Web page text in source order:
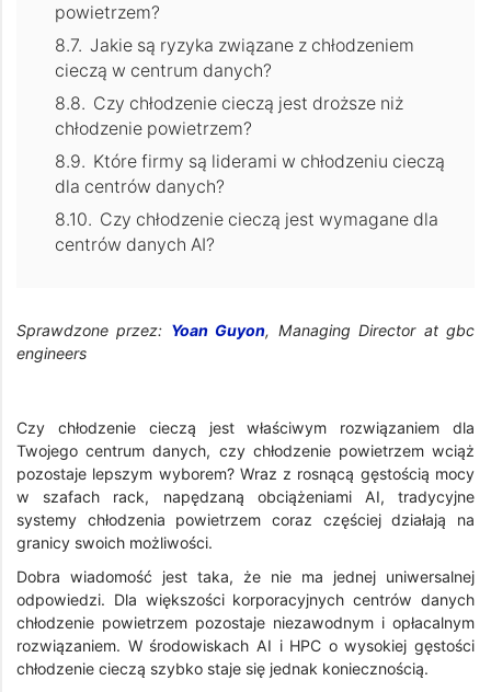
powietrzem?
Jakie są ryzyka związane z chłodzeniem
cieczą w centrum danych?
Czy chłodzenie cieczą jest droższe niż
chłodzenie powietrzem?
Które firmy są liderami w chłodzeniu cieczą
dla centrów danych?
Czy chłodzenie cieczą jest wymagane dla
centrów danych AI?
Sprawdzone przez: Yoan Guyon, Managing Director at gbc
engineers
Czy chłodzenie cieczą jest właściwym rozwiązaniem dla
Twojego centrum danych, czy chłodzenie powietrzem wciąż
pozostaje lepszym wyborem? Wraz z rosnącą gęstością mocy
w szafach rack, napędzaną obciążeniami AI, tradycyjne
systemy chłodzenia powietrzem coraz częściej działają na
granicy swoich możliwości.
Dobra wiadomość jest taka, że nie ma jednej uniwersalnej
odpowiedzi. Dla większości korporacyjnych centrów danych
chłodzenie powietrzem pozostaje niezawodnym i opłacalnym
rozwiązaniem. W środowiskach AI i HPC o wysokiej gęstości
chłodzenie cieczą szybko staje się jednak koniecznością.